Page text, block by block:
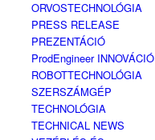
ORVOSTECHNOLÓGIA
PRESS RELEASE
PREZENTÁCIÓ
ProdEngineer INNOVÁCIÓ
ROBOTTECHNOLÓGIA
SZERSZÁMGÉP
TECHNOLÓGIA
TECHNICAL NEWS